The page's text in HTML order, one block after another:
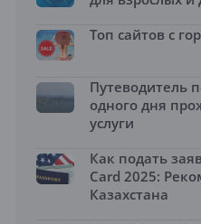
Топ сайтов с
Путеводитель
одного дня
услуги
Как подать
Card 2025:
Казахстана